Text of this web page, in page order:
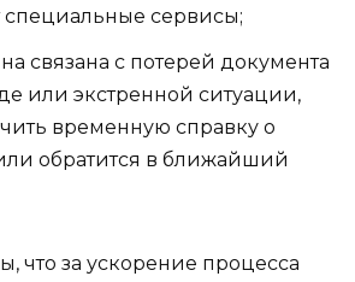
специальные сервисы;
связана с потерей документа
или экстренной ситуации,
временную справку о
обратится в ближайший
что за ускорение процесса